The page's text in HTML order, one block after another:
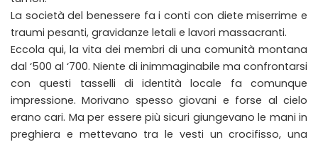
La società del benessere fa i conti con diete miserrime e
traumi pesanti, gravidanze letali e lavori massacranti.
Eccola qui, la vita dei membri di una comunità montana
dal ‘500 al ‘700. Niente di inimmaginabile ma confrontarsi
con questi tasselli di identità locale fa comunque
impressione. Morivano spesso giovani e forse al cielo
erano cari. Ma per essere più sicuri giungevano le mani in
preghiera e mettevano tra le vesti un crocifisso, una